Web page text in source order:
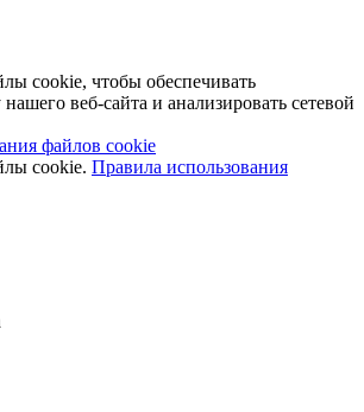
cookie, чтобы обеспечивать
веб-сайта и анализировать сетевой
файлов cookie
cookie. Правила использования